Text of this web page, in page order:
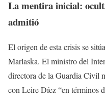
La mentira inicial:
admitió
El origen de esta crisis se
Marlaska. El ministro del
directora de la Guardia Civil
con Leire Díez “en términos